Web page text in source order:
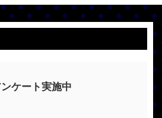
ケート実施中